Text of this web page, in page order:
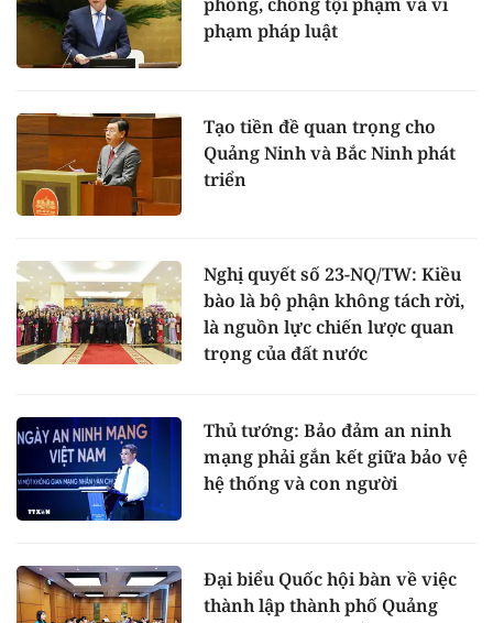
phạm pháp luật
Tạo tiền đề quan trọng cho
Quảng Ninh và Bắc Ninh phát
triển
Nghị quyết số 23-NQ/TW: Kiều
bào là bộ phận không tách rời,
là nguồn lực chiến lược quan
trọng của đất nước
Thủ tướng: Bảo đảm an ninh
mạng phải gắn kết giữa bảo vệ
hệ thống và con người
Đại biểu Quốc hội bàn về việc
thành lập thành phố Quảng